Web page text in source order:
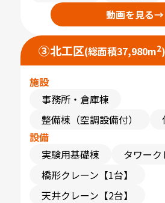
動画を見る→
③北工区(総面積37,980m2)
施設
事務所・倉庫棟
整備棟（空調設備付）
設備
実験用基礎棟
タワーク
橋形クレーン【1台】
天井クレーン【2台】